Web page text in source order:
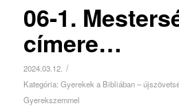
06-1.
címere…
2024.03.12. /
Kategória: Gyerekek a Bibliában –
Gyerekszemmel